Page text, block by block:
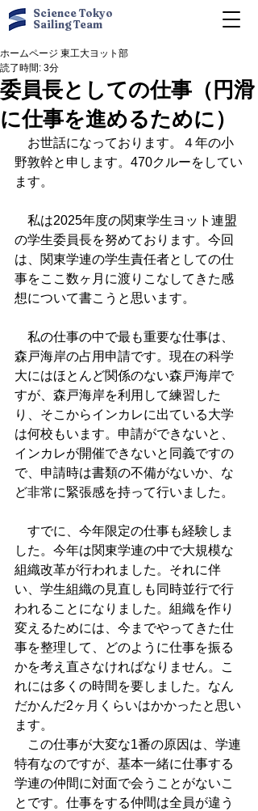
Science Tokyo
Sailing Team
委員長としての仕事（円滑
に仕事を進めるために）
ホームページ 東工大ヨット部
読了時間: 3分
お世話になっております。４年の小
野敦幹と申します。470クルーをしてい
ます。
私は2025年度の関東学生ヨット連盟
の学生委員長を努めております。今回
は、関東学連の学生責任者としての仕
事をここ数ヶ月に渡りこなしてきた感
想について書こうと思います。
私の仕事の中で最も重要な仕事は、
森戸海岸の占用申請です。現在の科学
大にはほとんど関係のない森戸海岸で
すが、森戸海岸を利用して練習した
り、そこからインカレに出ている大学
は何校もいます。申請ができないと、
インカレが開催できないと同義ですの
で、申請時は書類の不備がないか、な
ど非常に緊張感を持って行いました。
すでに、今年限定の仕事も経験しま
した。今年は関東学連の中で大規模な
組織改革が行われました。それに伴
い、学生組織の見直しも同時並行で行
われることになりました。組織を作り
変えるためには、今までやってきた仕
事を整理して、どのように仕事を振る
かを考え直さなければなりません。こ
れには多くの時間を要しました。なん
だかんだ2ヶ月くらいはかかったと思い
ます。
この仕事が大変な1番の原因は、学連
特有なのですが、基本一緒に仕事する
学連の仲間に対面で会うことがないこ
とです。仕事をする仲間は全員が違う